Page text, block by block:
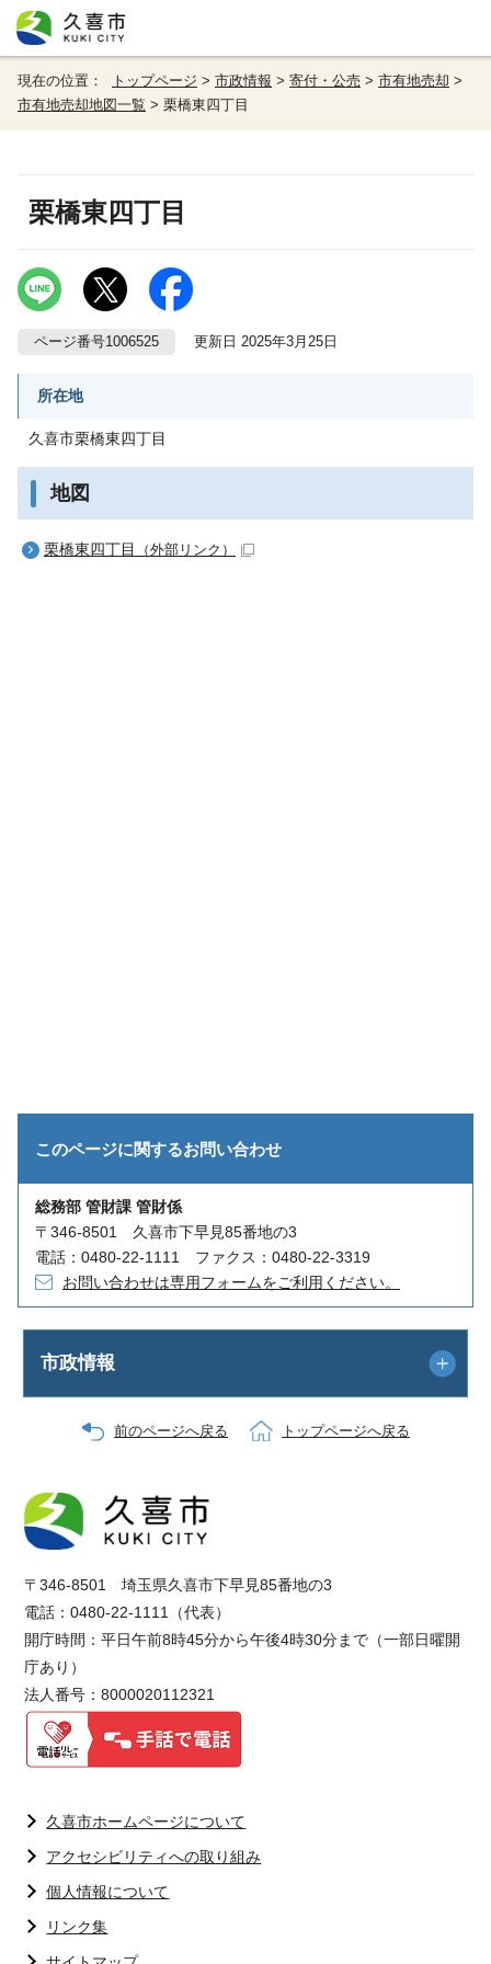
現在の位置： トップページ > 市政情報 > 寄付・公売 > 市有地売却 >
市有地売却地図一覧 > 栗橋東四丁目
栗橋東四丁目
ページ番号1006525 更新日 2025年3月25日
所在地
久喜市栗橋東四丁目
地図
栗橋東四丁目 （外部リンク）
このページに関するお問い合わせ
総務部 管財課 管財係
〒346-8501 久喜市下早見85番地の3
電話：0480-22-1111 ファクス：0480-22-3319
お問い合わせは専用フォームをご利用ください。
市政情報
前のページへ戻る トップページへ戻る
〒346-8501 埼玉県久喜市下早見85番地の3
電話：0480-22-1111（代表）
開庁時間：平日午前8時45分から午後4時30分まで（一部日曜開
庁あり）
法人番号：8000020112321
久喜市ホームページについて
アクセシビリティへの取り組み
個人情報について
リンク集